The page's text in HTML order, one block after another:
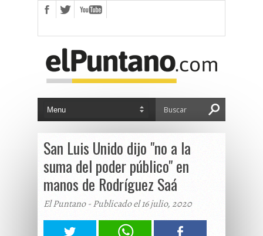
San Luis Unido dijo "no a la
suma del poder público" en
manos de Rodríguez Saá
El Puntano - Publicado el 16 julio, 2020